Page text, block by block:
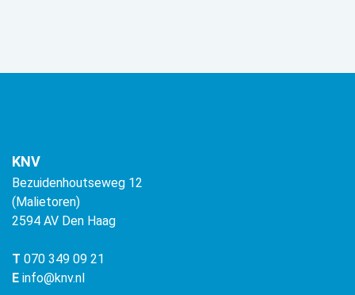
KNV
Bezuidenhoutseweg 12
(Malietoren)
2594 AV Den Haag
T 070 349 09 21
E info@knv.nl